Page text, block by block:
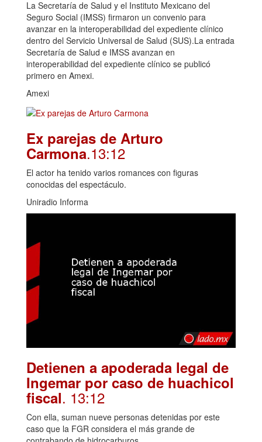
La Secretaría de Salud y el Instituto Mexicano del
Seguro Social (IMSS) firmaron un convenio para
avanzar en la interoperabilidad del expediente clínico
dentro del Servicio Universal de Salud (SUS).La entrada
Secretaría de Salud e IMSS avanzan en
interoperabilidad del expediente clínico se publicó
primero en Amexi.
Amexi
Ex parejas de Arturo
Carmona.13:12
El actor ha tenido varios romances con figuras
conocidas del espectáculo.
Uniradio Informa
Detienen a apoderada legal de
Ingemar por caso de huachicol
fiscal. 13:12
Con ella, suman nueve personas detenidas por este
caso que la FGR considera el más grande de